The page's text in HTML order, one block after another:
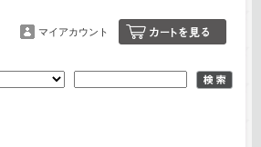
マイアカウント